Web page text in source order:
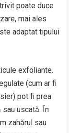
poate duce
mai ales
adaptat tipului
exfoliante.
(cum ar fi
pot fi prea
uscată. În
zahărul sau